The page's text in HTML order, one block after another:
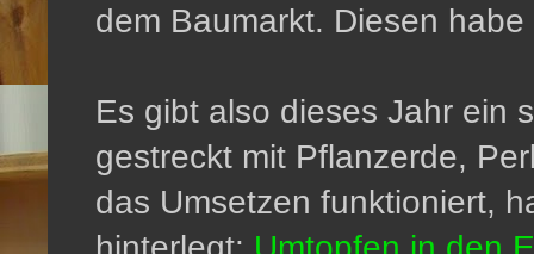
dem Baumarkt. Diesen
Es gibt also dieses Jahr ein
gestreckt mit Pflanzerde,
das Umsetzen funktioniert,